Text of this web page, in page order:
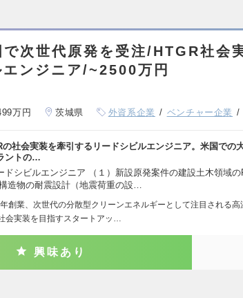
で次世代原発を受注/HTGR社会
エンジニア/~2500万円
万円 茨城県 外資系企業 ベンチャー企業
の社会実装を牽引するリードシビルエンジニア。米国での
ントの…
ドシビルエンジニア （１）新設原発案件の建設土木領域の
造物の耐震設計（地震荷重の設…
創業、次世代の分散型クリーンエネルギーとして注目される高
会実装を目指すスタートアッ…
興味あり